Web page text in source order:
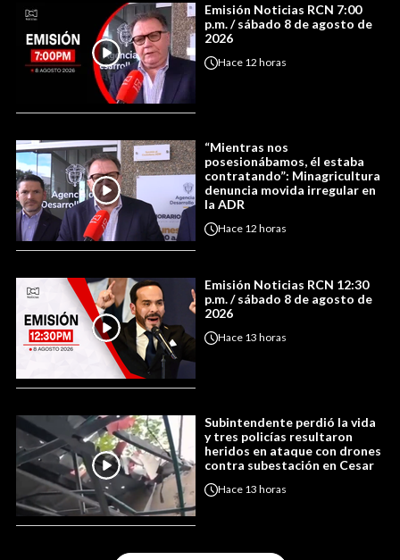
Emisión Noticias RCN 7:00
p.m. / sábado 8 de agosto de
2026
Hace 12 horas
“Mientras nos
posesionábamos, él estaba
contratando”: Minagricultura
denuncia movida irregular en
la ADR
Hace 12 horas
Emisión Noticias RCN 12:30
p.m. / sábado 8 de agosto de
2026
Hace 13 horas
Subintendente perdió la vida
y tres policías resultaron
heridos en ataque con drones
contra subestación en Cesar
Hace 13 horas